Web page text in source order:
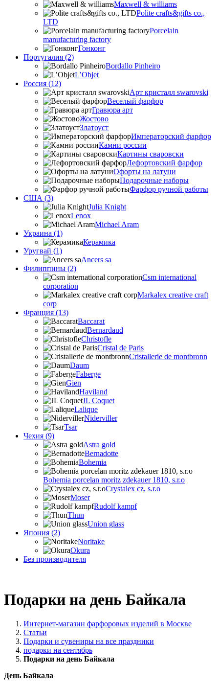
Maxwell & williams
Polite crafts&gifts co.,
LTD
Porcelain
manufacturing factory
Гонконг
Португалия (2)
Bordallo Pinheiro
L’Objet
Россия (12)
Арт кристалл swarovski
Веселый фарфор
Гравюра арт
Жостово
Златоуст
Императорский фарфор
Камни россии
Картины сваровски
Лефортовский фарфор
Офорты на латуни
Подарочные наборы
Фарфор ручной работы
США (3)
Julia Knight
Lenox
Michael Aram
Украина (1)
Керамика
Уругвай (1)
Ancers sa
Филиппины (2)
Csm international
corporation
Markalex creative craft
corp
Франция (13)
Baccarat
Bernardaud
Christofle
Cristal de Paris
Cristallerie de montbronn
Daum
Faberge
Gien
Haviland
JL Coquet
Lalique
Niderviller
Tsar
Чехия (9)
Astra gold
Bernadotte
Bohemia
Bohemia porcelan moritz zdekauer 1810, s.r.o
Crystalex cz, s.r.o
Moser
Rudolf kampf
Thun
Union glass
Япония (2)
Noritake
Okura
Без производителя
Подарки на день Байкала
Интернет-магазин фарфоровых изделий в Москве
Статьи
Подарки и сувениры на все праздники
подарки на сентябрь
Подарки на день Байкала
День Байкала